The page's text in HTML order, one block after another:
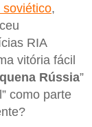
soviético,
RIA
vitória fácil
Rússia”
como parte